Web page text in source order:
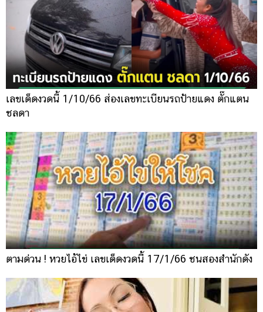
เลขเด็ดงวดนี้ 1/10/66 ส่องเลขทะเบียนรถป้ายแดง ตั๊กแตน
ชลดา
ตามด่วน ! หวยไอ้ไข่ เลขเด็ดงวดนี้ 17/1/66 ชนสองสำนักดัง